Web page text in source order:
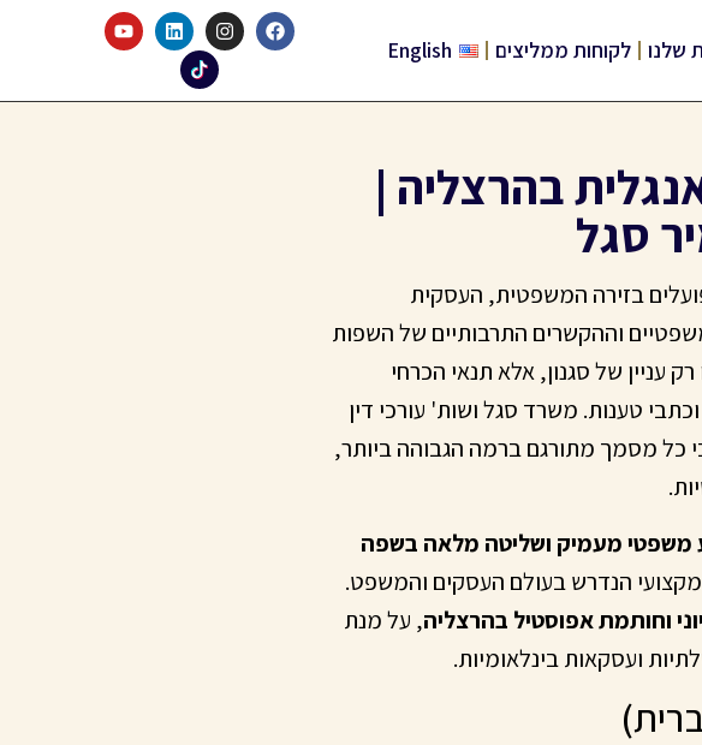
שלנו לקוחות ממליצים English
בהרצליה |
סגל
בזירה המשפטית, העסקית
וההקשרים התרבותיים של השפות
עניין של סגנון, אלא תנאי הכרחי
טענות. משרד סגל ושות' עורכי דין
כל מסמך מתורגם ברמה הגבוהה ביותר,
משפטי מעמיק ושליטה מלאה בשפה
הנדרש בעולם העסקים והמשפט.
וחותמת אפוסטיל בהרצליה, על מנת
ועסקאות בינלאומיות.